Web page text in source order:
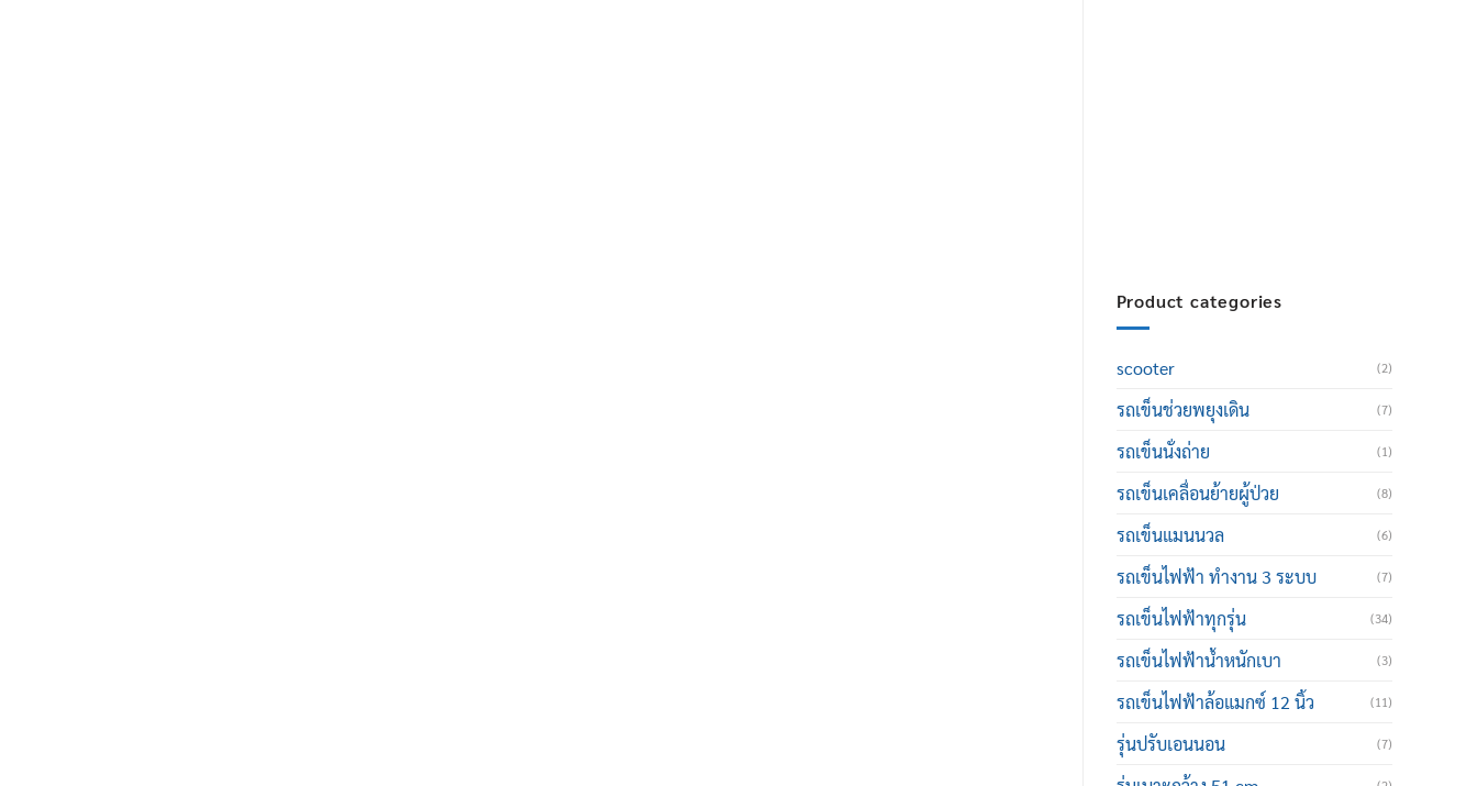
Product categories
scooter (2)
รถเข็นช่วยพยุงเดิน (7)
รถเข็นนั่งถ่าย (1)
รถเข็นเคลื่อนย้ายผู้ป่วย (8)
รถเข็นแมนนวล (6)
รถเข็นไฟฟ้า ทำงาน 3 ระบบ (7)
รถเข็นไฟฟ้าทุกรุ่น (34)
รถเข็นไฟฟ้าน้ำหนักเบา (3)
รถเข็นไฟฟ้าล้อแมกซ์ 12 นิ้ว (11)
รุ่นปรับเอนนอน (7)